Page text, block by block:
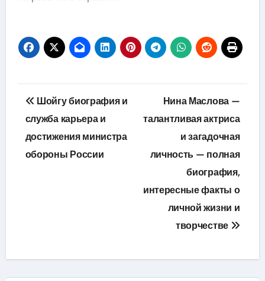
Навигация
по
записям
Шойгу биография и
служба карьера и
достижения министра
обороны России
Нина Маслова —
талантливая актриса
и загадочная
личность — полная
биография,
интересные факты о
личной жизни и
творчестве